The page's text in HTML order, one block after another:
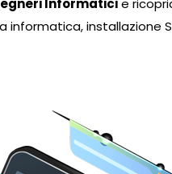
Informaticie
informatica, installazione